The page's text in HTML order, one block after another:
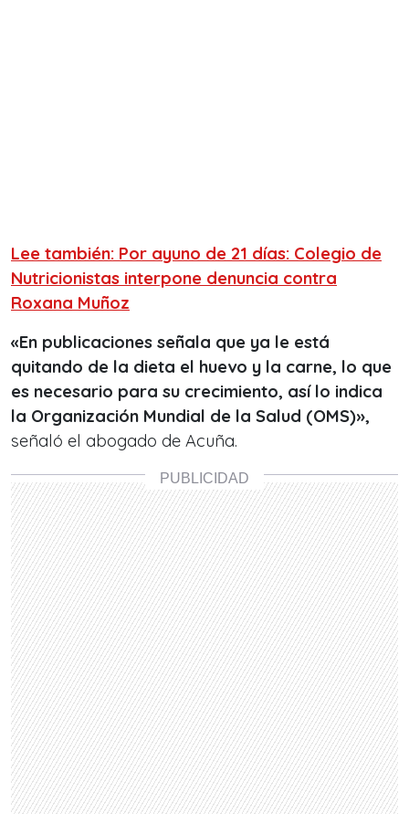
Lee también: Por ayuno de 21 días: Colegio de
Nutricionistas interpone denuncia contra
Roxana Muñoz
«En publicaciones señala que ya le está
quitando de la dieta el huevo y la carne, lo que
es necesario para su crecimiento, así lo indica
la Organización Mundial de la Salud (OMS)»,
señaló el abogado de Acuña.